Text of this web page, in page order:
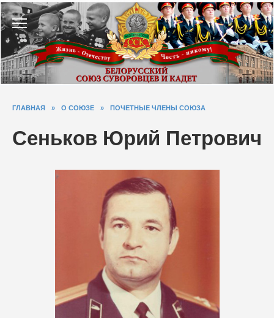
Перейти
к
содержанию
ГЛАВНАЯ » О СОЮЗЕ » ПОЧЕТНЫЕ ЧЛЕНЫ СОЮЗА
Сеньков Юрий Петрович